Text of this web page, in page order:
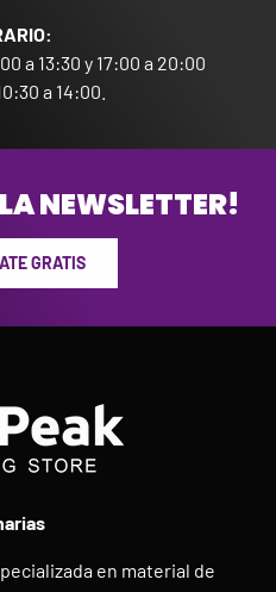
a 13:30 y 17:00 a 20:00
a 14:00.
NEWSLETTER!
GRATIS
en material de